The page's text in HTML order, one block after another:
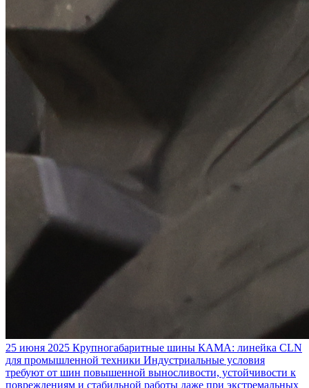
25 июня 2025 Крупногабаритные шины КАМА: линейка CLN
для промышленной техники Индустриальные условия
требуют от шин повышенной выносливости, устойчивости к
повреждениям и стабильной работы даже при экстремальных